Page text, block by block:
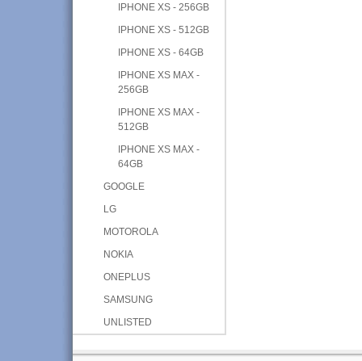
IPHONE XS - 256GB
IPHONE XS - 512GB
IPHONE XS - 64GB
IPHONE XS MAX -
256GB
IPHONE XS MAX -
512GB
IPHONE XS MAX -
64GB
GOOGLE
LG
MOTOROLA
NOKIA
ONEPLUS
SAMSUNG
UNLISTED